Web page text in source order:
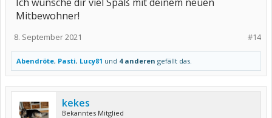
Mitbewohner!
#14
8. September 2021
Abendröte, Pasti, Lucy81 und 4 anderen gefällt das.
kekes
Bekanntes Mitglied